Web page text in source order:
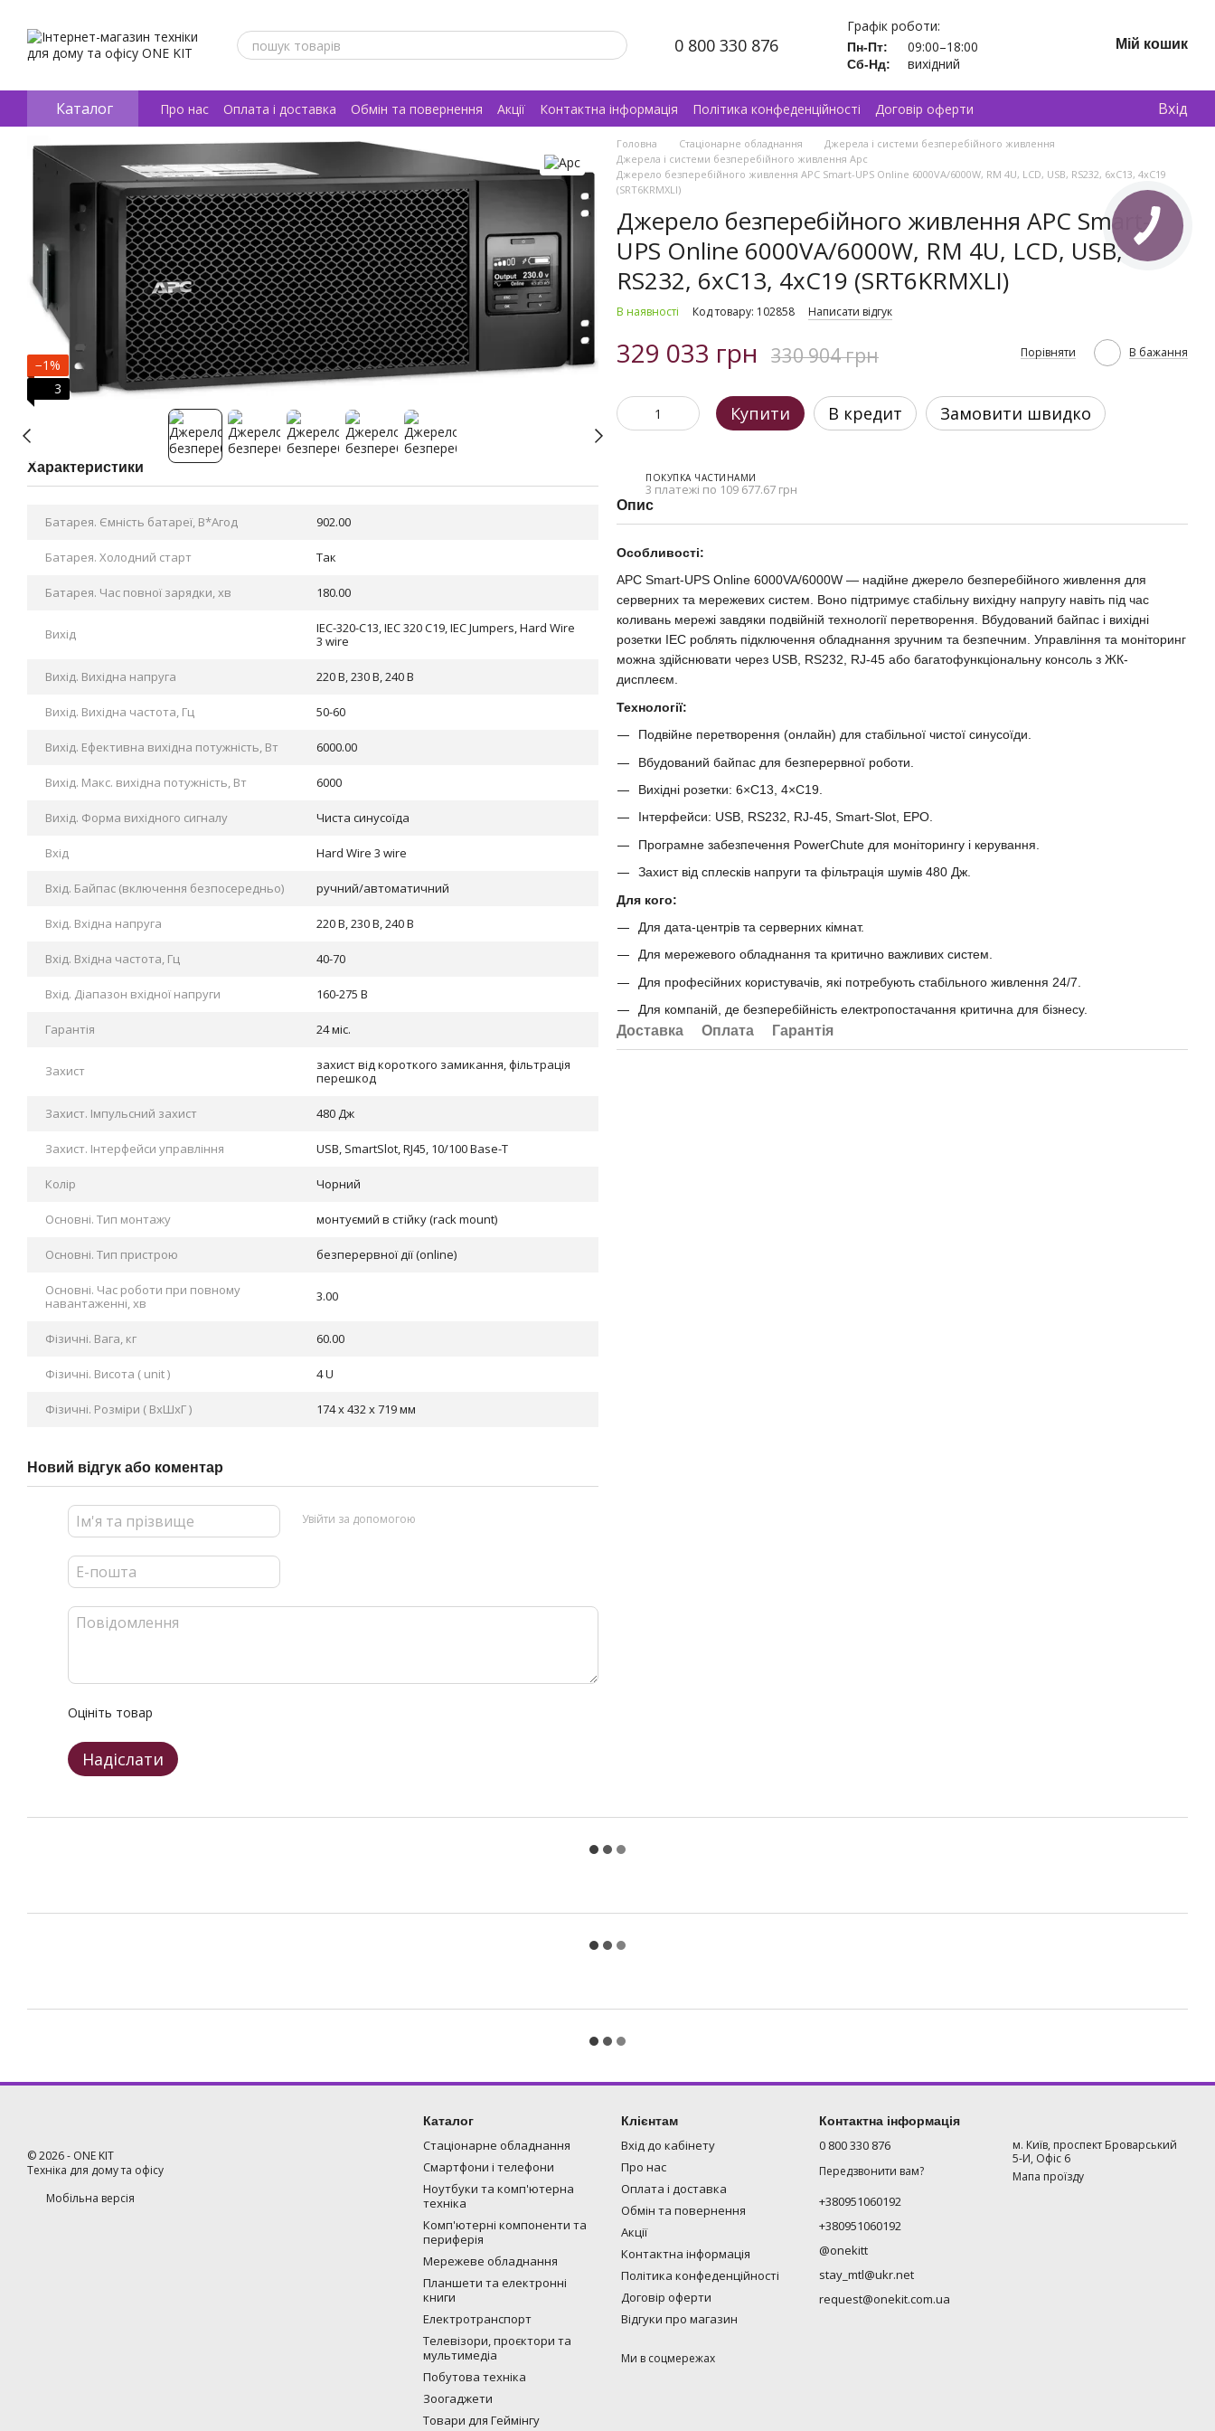
0 800 330 876
Графік роботи:
Пн-Пт: 09:00–18:00
Сб-Нд: вихідний
Мій кошик
Каталог Про нас Оплата і доставка Обмін та повернення Акції Контактна інформація Політика конфеденційності
Договір оферти
Відгуки про магазин
Вхід
−1%
3
Характеристики
Батарея. Ємність батареї, В*Агод 902.00
Батарея. Холодний старт Так
Батарея. Час повної зарядки, хв 180.00
Вихід
IEC-320-C13, IEC 320 C19, IEC Jumpers, Hard Wire
3 wire
Вихід. Вихідна напруга 220 В, 230 В, 240 В
Вихід. Вихідна частота, Гц 50-60
Вихід. Ефективна вихідна потужність, Вт 6000.00
Вихід. Макс. вихідна потужність, Вт 6000
Вихід. Форма вихідного сигналу Чиста синусоїда
Вхід Hard Wire 3 wire
Вхід. Байпас (включення безпосередньо) ручний/автоматичний
Вхід. Вхідна напруга 220 В, 230 В, 240 В
Вхід. Вхідна частота, Гц 40-70
Вхід. Діапазон вхідної напруги 160-275 В
Гарантія 24 міс.
Захист
захист від короткого замикання, фільтрація
перешкод
Захист. Імпульсний захист 480 Дж
Захист. Інтерфейси управління USB, SmartSlot, RJ45, 10/100 Base-T
Колір Чорний
Основні. Тип монтажу монтуємий в стійку (rack mount)
Основні. Тип пристрою безперервної дії (online)
Основні. Час роботи при повному
навантаженні, хв
3.00
Фізичні. Вага, кг 60.00
Фізичні. Висота ( unit ) 4 U
Фізичні. Розміри ( ВхШхГ ) 174 х 432 х 719 мм
Новий відгук або коментар
Увійти за допомогою
Оцініть товар
Надіслати
Головна Стаціонарне обладнання
Джерела і системи безперебійного живлення
Джерела і системи безперебійного живлення Apc
Джерело безперебійного живлення APC Smart-UPS Online 6000VA/6000W, RM 4U, LCD, USB, RS232, 6xC13, 4xC19
(SRT6KRMXLI)
Джерело безперебійного живлення APC Smart-
UPS Online 6000VA/6000W, RM 4U, LCD, USB,
RS232, 6xC13, 4xC19 (SRT6KRMXLI)
В наявності Код товару: 102858 Написати відгук
329 033 грн 330 904 грн Порівняти В бажання
Купити В кредит Замовити швидко
ПОКУПКА ЧАСТИНАМИ
3 платежі по 109 677.67 грн
Опис
Особливості:
APC Smart-UPS Online 6000VA/6000W — надійне джерело безперебійного живлення для
серверних та мережевих систем. Воно підтримує стабільну вихідну напругу навіть під час
коливань мережі завдяки подвійній технології перетворення. Вбудований байпас і вихідні
розетки IEC роблять підключення обладнання зручним та безпечним. Управління та моніторинг
можна здійснювати через USB, RS232, RJ-45 або багатофункціональну консоль з ЖК-
дисплеєм.
Технології:
Подвійне перетворення (онлайн) для стабільної чистої синусоїди.
Вбудований байпас для безперервної роботи.
Вихідні розетки: 6×C13, 4×C19.
Інтерфейси: USB, RS232, RJ-45, Smart-Slot, EPO.
Програмне забезпечення PowerChute для моніторингу і керування.
Захист від сплесків напруги та фільтрація шумів 480 Дж.
Для кого:
Для дата-центрів та серверних кімнат.
Для мережевого обладнання та критично важливих систем.
Для професійних користувачів, які потребують стабільного живлення 24/7.
Для компаній, де безперебійність електропостачання критична для бізнесу.
Доставка Оплата Гарантія
©2026- ONE KIT
Техніка для дому та офісу
Мобільна версія
Каталог
Стаціонарне обладнання
Смартфони і телефони
Ноутбуки та комп'ютерна
техніка
Комп'ютерні компоненти та
периферія
Мережеве обладнання
Планшети та електронні
книги
Електротранспорт
Телевізори, проєктори та
мультимедіа
Побутова техніка
Зоогаджети
Товари для Геймінгу
Клієнтам
Вхід до кабінету
Про нас
Оплата і доставка
Обмін та повернення
Акції
Контактна інформація
Політика конфеденційності
Договір оферти
Відгуки про магазин
Ми в соцмережах
Контактна інформація
0 800 330 876
Передзвонити вам?
+380951060192
+380951060192
@onekitt
stay_mtl@ukr.net
request@onekit.com.ua
м. Київ, проспект Броварський
5-И, Офіс 6
Мапа проїзду